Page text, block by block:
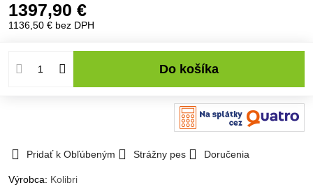
1397,90 €
1136,50 € bez DPH
Do košíka
Pridať k Obľúbeným Strážny pes Doručenia
Výrobca: Kolibri